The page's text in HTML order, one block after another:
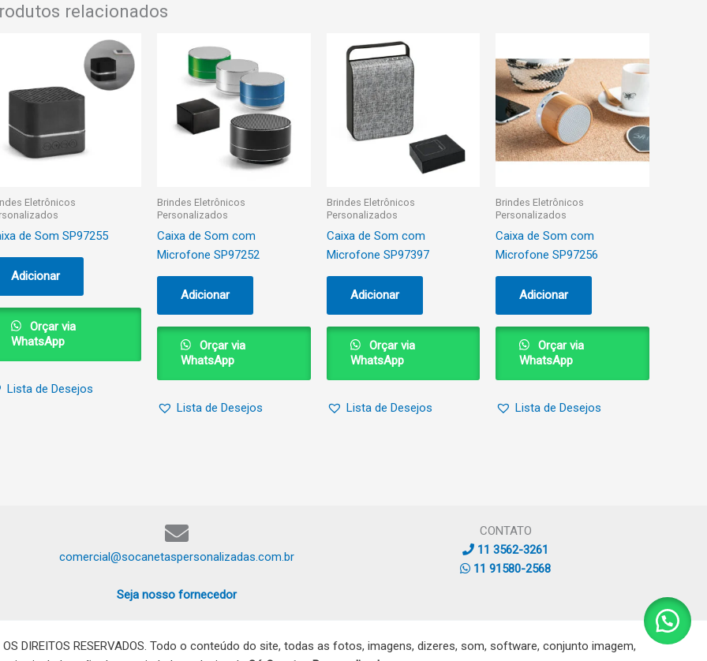
relacionados
Eletrônicos
de Som SP97255
Adicionar
Orçar via
WhatsApp
Lista de Desejos
Brindes Eletrônicos
Personalizados
Caixa de Som com
Microfone SP97252
Adicionar
Orçar via
WhatsApp
Lista de Desejos
Brindes Eletrônicos
Personalizados
Caixa de Som com
Microfone SP97397
Adicionar
Orçar via
WhatsApp
Lista de Desejos
Brindes Eletrônicos
Personalizados
Caixa de Som com
Microfone SP97256
Adicionar
Orçar via
WhatsApp
Lista de Desejos
comercial@socanetaspersonalizadas.com.br
Seja nosso fornecedor
CONTATO
11 3562-3261
11 91580-2568
OS DIREITOS RESERVADOS. Todo o conteúdo do site, todas as fotos, imagens, dizeres, som, software, conjunto imagem,